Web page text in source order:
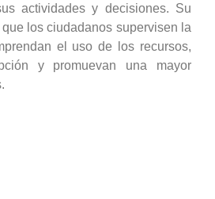
actividades y decisiones. Su
los ciudadanos supervisen la
el uso de los recursos,
y promuevan una mayor